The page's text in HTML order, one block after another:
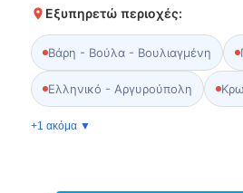
Εξυπηρετώ περιοχές:
Βάρη - Βούλα - Βουλιαγμένη
Ελληνικό - Αργυρούπολη
+1 ακόμα ▼